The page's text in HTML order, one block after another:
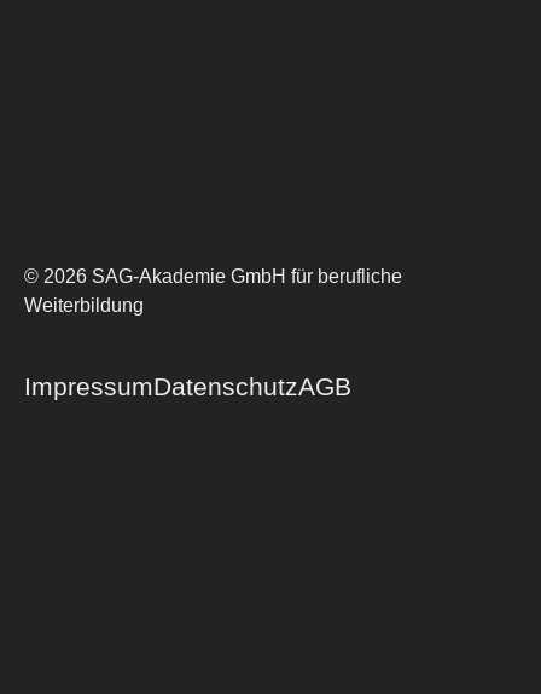
© 2026 SAG-Akademie GmbH für berufliche
Weiterbildung
ImpressumDatenschutzAGB